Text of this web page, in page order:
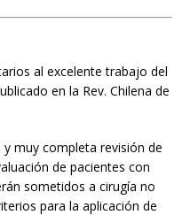
al excelente trabajo del
en la Rev. Chilena de
muy completa revisión de
de pacientes con
sometidos a cirugía no
para la aplicación de